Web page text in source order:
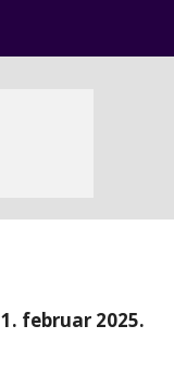
februar 2025.